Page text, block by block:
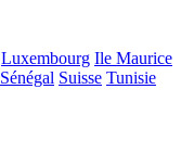
Luxembourg Ile Maurice
Sénégal Suisse Tunisie